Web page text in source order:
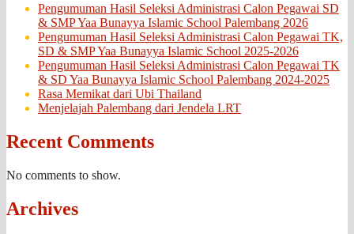
Pengumuman Hasil Seleksi Administrasi Calon Pegawai SD
& SMP Yaa Bunayya Islamic School Palembang 2026
Pengumuman Hasil Seleksi Administrasi Calon Pegawai TK,
SD & SMP Yaa Bunayya Islamic School 2025-2026
Pengumuman Hasil Seleksi Administrasi Calon Pegawai TK
& SD Yaa Bunayya Islamic School Palembang 2024-2025
Rasa Memikat dari Ubi Thailand
Menjelajah Palembang dari Jendela LRT
Recent Comments
No comments to show.
Archives